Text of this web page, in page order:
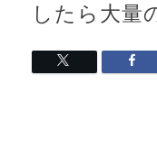
したら大量